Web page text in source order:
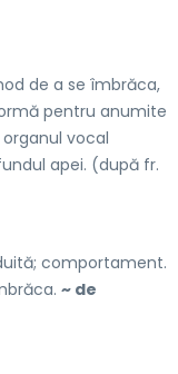
de a se îmbrăca,
pentru anumite
vocal
apei. (după fr.
comportament.
~ de